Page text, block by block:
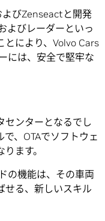
びZenseactと開発
よびレーダーといっ
とにより、Volvo Cars
には、安全で堅牢な
センターとなるでし
、OTAでソフトウェ
ます。
の機能は、その車両
せる、新しいスキル